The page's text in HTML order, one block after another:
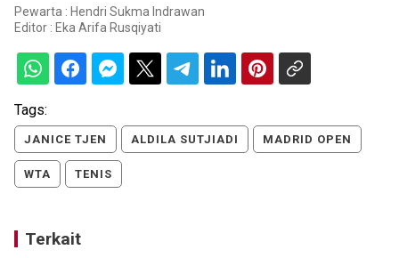
Pewarta : Hendri Sukma Indrawan
Editor : Eka Arifa Rusqiyati
Tags:
JANICE TJEN ALDILA SUTJIADI MADRID OPEN
WTA TENIS
Terkait